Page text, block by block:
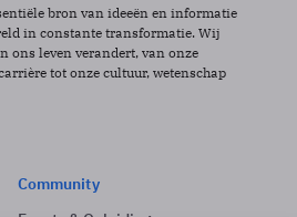
bron van ideeën en informatie
in constante transformatie. Wij
ons leven verandert, van onze
tot onze cultuur, wetenschap
Community